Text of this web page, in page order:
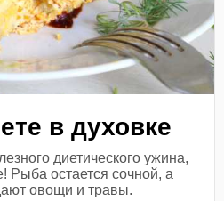
в духовке
диетического ужина,
Рыба остается сочной, а
овощи и травы.